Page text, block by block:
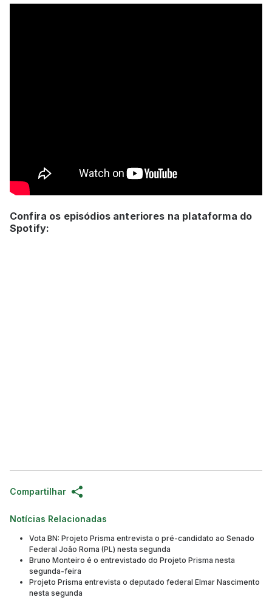
Confira os episódios anteriores na plataforma do
Spotify:
Compartilhar
Notícias Relacionadas
Vota BN: Projeto Prisma entrevista o pré-candidato ao Senado
Federal João Roma (PL) nesta segunda
Bruno Monteiro é o entrevistado do Projeto Prisma nesta
segunda-feira
Projeto Prisma entrevista o deputado federal Elmar Nascimento
nesta segunda